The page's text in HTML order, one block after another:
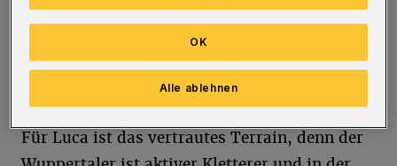
permanent darum geht, nicht
herunterzufallen. Ein falscher Tritt oder Griff,
und man ist genau wie bei den Großen sofort
Für Luca ist das vertrautes Terrain, denn der
Alle ablehnen
OK